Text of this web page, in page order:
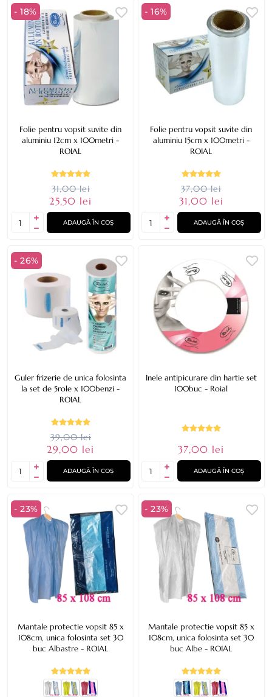
- 18%
Folie pentru vopsit suvite din
aluminiu 12cm x 100metri -
ROIAL
31,00 lei
25,50 lei
ADAUGĂ ÎN COȘ
- 16%
Folie pentru vopsit suvite din
aluminiu 15cm x 100metri -
ROIAL
37,00 lei
31,00 lei
ADAUGĂ ÎN COȘ
- 26%
Guler frizerie de unica folosinta
la set de 5role x 100benzi -
ROIAL
39,00 lei
29,00 lei
ADAUGĂ ÎN COȘ
Inele antipicurare din hartie set
100buc - Roial
37,00 lei
ADAUGĂ ÎN COȘ
- 23%
Mantale protectie vopsit 85 x
108cm, unica folosinta set 30
buc Albastre - ROIAL
- 23%
Mantale protectie vopsit 85 x
108cm, unica folosinta set 30
buc Albe - ROIAL